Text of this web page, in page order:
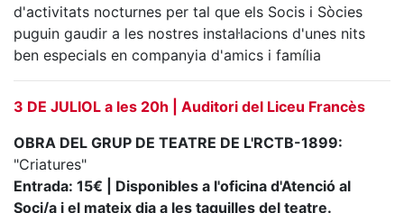
Junta
directiva
Comissions
i comités
Estructura
Fundació
Serveis
d'activitats nocturnes per tal que els Socis i Sòcies
puguin gaudir a les nostres instal·lacions d'unes nits
ben especials en companyia d'amics i família
3 DE JULIOL a les 20h | Auditori del Liceu Francès
OBRA DEL GRUP DE TEATRE DE L'RCTB-1899:
"Criatures"
Entrada: 15€ | Disponibles a l'oficina d'Atenció al
Soci/a i el mateix dia a les taquilles del teatre.